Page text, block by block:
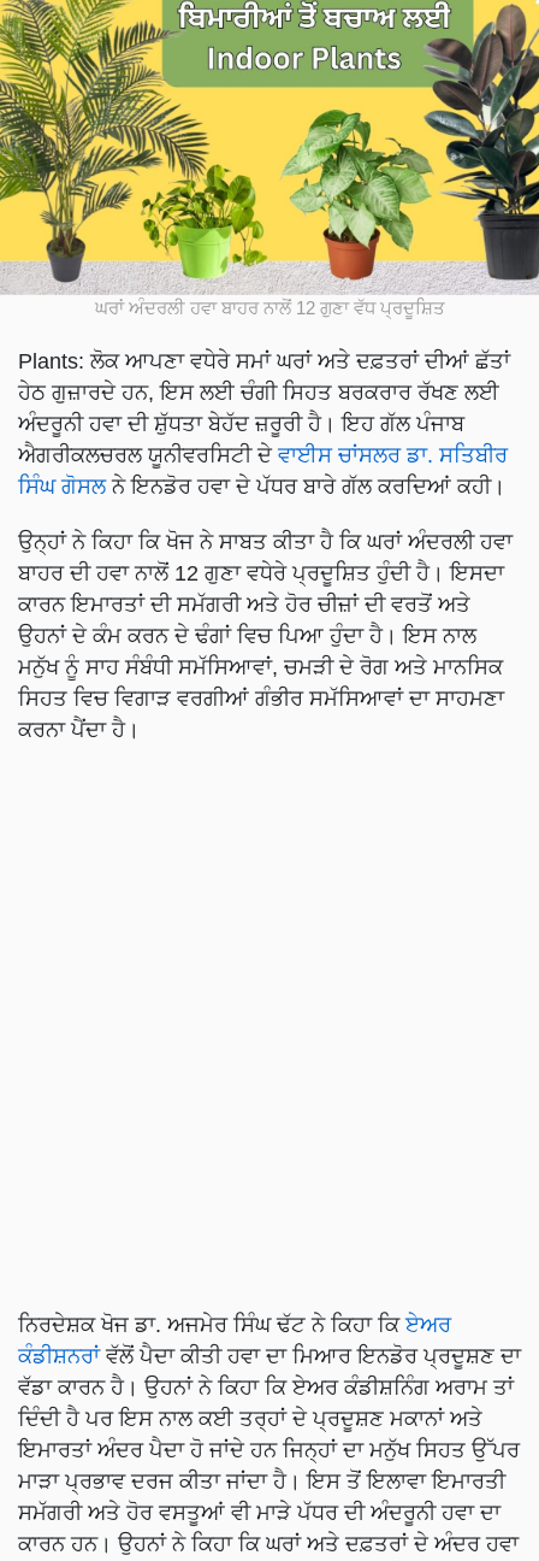
ਘਰਾਂ ਅੰਦਰਲੀ ਹਵਾ ਬਾਹਰ ਨਾਲੋਂ 12 ਗੁਣਾ ਵੱਧ ਪ੍ਰਦੂਸ਼ਿਤ
Plants: ਲੋਕ ਆਪਣਾ ਵਧੇਰੇ ਸਮਾਂ ਘਰਾਂ ਅਤੇ ਦਫ਼ਤਰਾਂ ਦੀਆਂ ਛੱਤਾਂ
ਹੇਠ ਗੁਜ਼ਾਰਦੇ ਹਨ, ਇਸ ਲਈ ਚੰਗੀ ਸਿਹਤ ਬਰਕਰਾਰ ਰੱਖਣ ਲਈ
ਅੰਦਰੂਨੀ ਹਵਾ ਦੀ ਸ਼ੁੱਧਤਾ ਬੇਹੱਦ ਜ਼ਰੂਰੀ ਹੈ। ਇਹ ਗੱਲ ਪੰਜਾਬ
ਐਗਰੀਕਲਚਰਲ ਯੂਨੀਵਰਸਿਟੀ ਦੇ ਵਾਈਸ ਚਾਂਸਲਰ ਡਾ. ਸਤਿਬੀਰ
ਸਿੰਘ ਗੋਸਲਨੇ ਇਨਡੋਰ ਹਵਾ ਦੇ ਪੱਧਰ ਬਾਰੇ ਗੱਲ ਕਰਦਿਆਂ ਕਹੀ।
ਉਨ੍ਹਾਂ ਨੇ ਕਿਹਾ ਕਿ ਖੋਜ ਨੇ ਸਾਬਤ ਕੀਤਾ ਹੈ ਕਿ ਘਰਾਂ ਅੰਦਰਲੀ ਹਵਾ
ਬਾਹਰ ਦੀ ਹਵਾ ਨਾਲੋਂ 12 ਗੁਣਾ ਵਧੇਰੇ ਪ੍ਰਦੂਸ਼ਿਤ ਹੁੰਦੀ ਹੈ। ਇਸਦਾ
ਕਾਰਨ ਇਮਾਰਤਾਂ ਦੀ ਸਮੱਗਰੀ ਅਤੇ ਹੋਰ ਚੀਜ਼ਾਂ ਦੀ ਵਰਤੋਂ ਅਤੇ
ਉਹਨਾਂ ਦੇ ਕੰਮ ਕਰਨ ਦੇ ਢੰਗਾਂ ਵਿਚ ਪਿਆ ਹੁੰਦਾ ਹੈ। ਇਸ ਨਾਲ
ਮਨੁੱਖ ਨੂੰ ਸਾਹ ਸੰਬੰਧੀ ਸਮੱਸਿਆਵਾਂ, ਚਮੜੀ ਦੇ ਰੋਗ ਅਤੇ ਮਾਨਸਿਕ
ਸਿਹਤ ਵਿਚ ਵਿਗਾੜ ਵਰਗੀਆਂ ਗੰਭੀਰ ਸਮੱਸਿਆਵਾਂ ਦਾ ਸਾਹਮਣਾ
ਕਰਨਾ ਪੈਂਦਾ ਹੈ।
ਨਿਰਦੇਸ਼ਕ ਖੋਜ ਡਾ. ਅਜਮੇਰ ਸਿੰਘ ਢੱਟ ਨੇ ਕਿਹਾ ਕਿਏਅਰ
ਕੰਡੀਸ਼ਨਰਾਂਵੱਲੋਂ ਪੈਦਾ ਕੀਤੀ ਹਵਾ ਦਾ ਮਿਆਰ ਇਨਡੋਰ ਪ੍ਰਦੂਸ਼ਣ ਦਾ
ਵੱਡਾ ਕਾਰਨ ਹੈ। ਉਹਨਾਂ ਨੇ ਕਿਹਾ ਕਿ ਏਅਰ ਕੰਡੀਸ਼ਨਿੰਗ ਅਰਾਮ ਤਾਂ
ਦਿੰਦੀ ਹੈ ਪਰ ਇਸ ਨਾਲ ਕਈ ਤਰ੍ਹਾਂ ਦੇ ਪ੍ਰਦੂਸ਼ਣ ਮਕਾਨਾਂ ਅਤੇ
ਇਮਾਰਤਾਂ ਅੰਦਰ ਪੈਦਾ ਹੋ ਜਾਂਦੇ ਹਨ ਜਿਨ੍ਹਾਂ ਦਾ ਮਨੁੱਖ ਸਿਹਤ ਉੱਪਰ
ਮਾੜਾ ਪ੍ਰਭਾਵ ਦਰਜ ਕੀਤਾ ਜਾਂਦਾ ਹੈ। ਇਸ ਤੋਂ ਇਲਾਵਾ ਇਮਾਰਤੀ
ਸਮੱਗਰੀ ਅਤੇ ਹੋਰ ਵਸਤੂਆਂ ਵੀ ਮਾੜੇ ਪੱਧਰ ਦੀ ਅੰਦਰੂਨੀ ਹਵਾ ਦਾ
ਕਾਰਨ ਹਨ। ਉਹਨਾਂ ਨੇ ਕਿਹਾ ਕਿ ਘਰਾਂ ਅਤੇ ਦਫ਼ਤਰਾਂ ਦੇ ਅੰਦਰ ਹਵਾ